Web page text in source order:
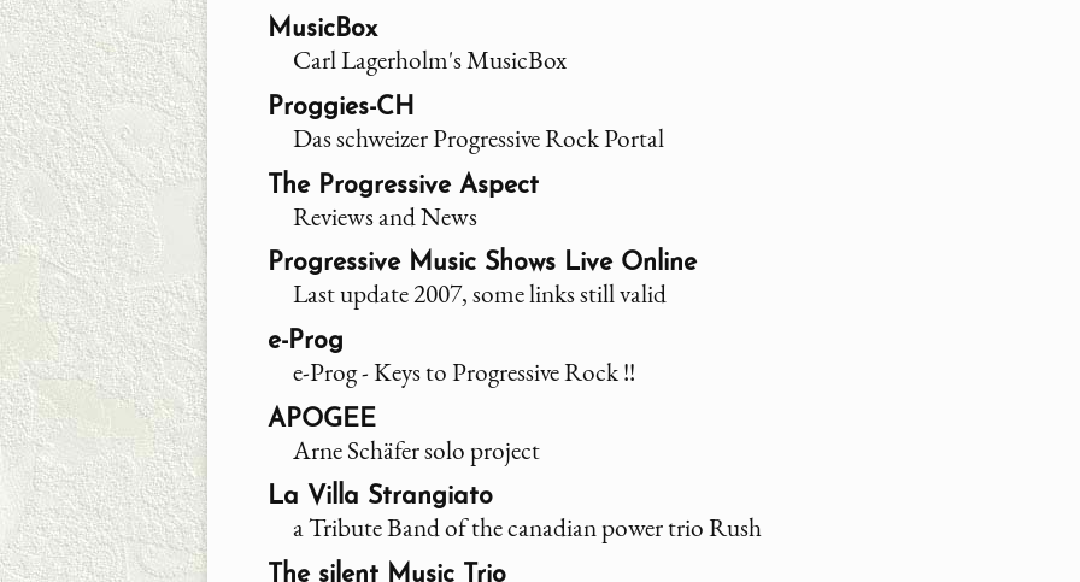
MusicBox
Carl Lagerholm's MusicBox
Proggies-CH
Das schweizer Progressive Rock Portal
The Progressive Aspect
Reviews and News
Progressive Music Shows Live Online
Last update 2007, some links still valid
e-Prog
e-Prog - Keys to Progressive Rock !!
APOGEE
Arne Schäfer solo project
La Villa Strangiato
a Tribute Band of the canadian power trio Rush
The silent Music Trio